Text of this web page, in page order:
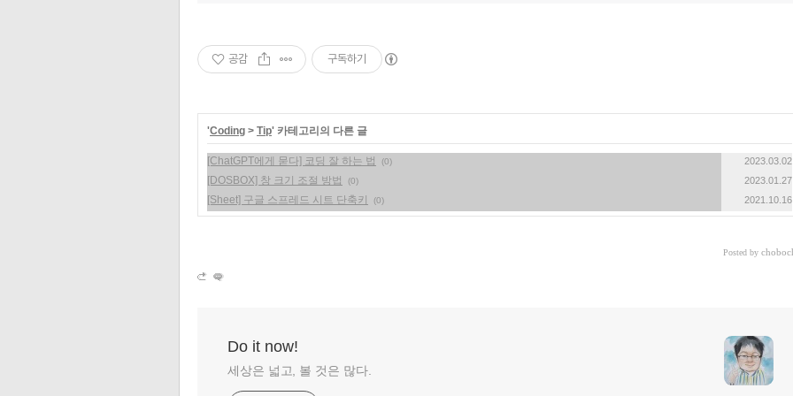
공감 구독하기
'Coding > Tip' 카테고리의 다른 글
[ChatGPT에게 묻다] 코딩 잘 하는 법 (0) 2023.03.02
[DOSBOX] 창 크기 조절 방법 (0) 2023.01.27
[Sheet] 구글 스프레드 시트 단축키 (0) 2021.10.16
Posted by
Do it now!
세상은 넓고, 볼 것은 많다.